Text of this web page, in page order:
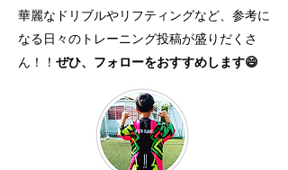
華麗なドリブルやリフティングなど、参考に
なる日々のトレーニング投稿が盛りだくさ
ん！！ ぜひ、フォローをおすすめします😄